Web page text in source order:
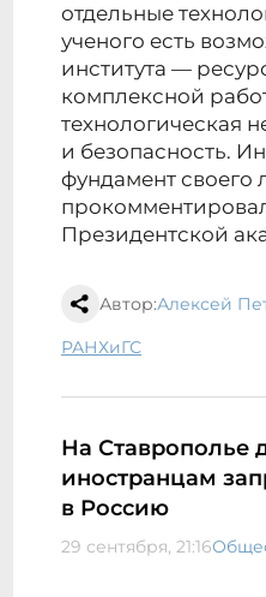
отдельные
ученого есть
института —
комплексной
технологическая
и безопасность.
фундамент своего
Президентской
Автор:Алексей
РАНХиГС
На Ставрополье
иностранцам
в Россию
29 сентября, 21:16